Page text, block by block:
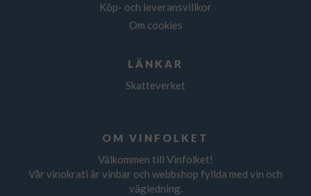
Köp- och leveransvillkor
Om cookies
LÄNKAR
Skatteverket
OM VINFOLKET
Välkommen till Vinfolket!
Vår vinokrati är vinbar och webbshop fyllda med vin och
vägledning.